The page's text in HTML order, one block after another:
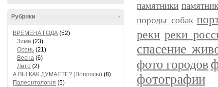
-
Рубрики
ВРЕМЕНА ГОДА (52)
Зима (23)
Осень (21)
Весна (6)
Лето (2)
А ВЫ КАК ДУМАЕТЕ? (Вопросы) (8)
Палеонтология (5)
памятники
породы собак
реки реки
спасение
фото городов
фотографии